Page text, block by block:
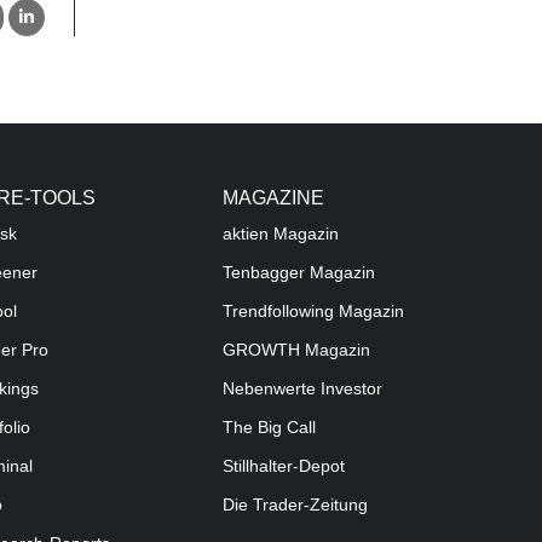
TOOLS
Pro
MAGAZINE
aktien Magazin
Tenbagger Magazin
Trendfollowing Magazin
GROWTH Magazin
Nebenwerte Investor
The Big Call
Stillhalter-Depot
Die Trader-Zeitung